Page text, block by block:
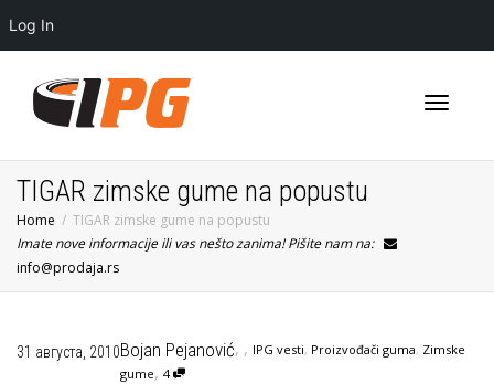
Log In
TIGAR zimske gume na popustu
Home
TIGAR zimske gume na popustu
Imate nove informacije ili vas nešto zanima! Pišite nam na:
info@prodaja.rs
Bojan Pejanović,
31 августа, 2010 , IPG vesti, Proizvođači guma, Zimske
gume, 4